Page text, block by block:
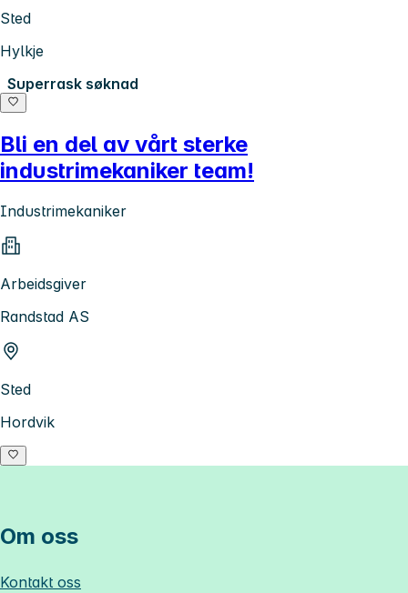
Sted
Hylkje
Superrask søknad
Bli en del av vårt sterke
industrimekaniker team!
Industrimekaniker
Arbeidsgiver
Randstad AS
Sted
Hordvik
Om oss
Kontakt oss